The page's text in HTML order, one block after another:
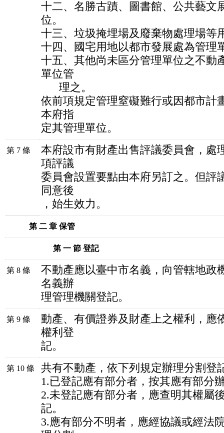
十二、名勝古蹟、圖書館、公共藝文
位。
十三、垃圾掩埋場及廢棄物處理場等
十四、國宅用地以都市發展處為管理
十五、其他尚未區分管理單位之不動
單位管
理之。
依前項規定管理窒礙難行或因都市計
本府指
定其管理單位。
第 7 條
本府設市有財產出售評議委員會，處
項評議
委員會設置要點由本府另訂之。但評
同意後
，始生效力。
第 二 章 保管
第 一 節 登記
第 8 條
不動產應以臺中市名義，向管轄地政
名義辦
理管理機關登記。
第 9 條
動產、有價證券及財產上之權利，應
權利登
記。
第 10 條
共有不動產，依下列規定辦理分割登
1.已登記應有部分者，按其應有部分
2.未登記應有部分者，應查明其權屬
記。
3.應有部分不明者，應經協議或經法